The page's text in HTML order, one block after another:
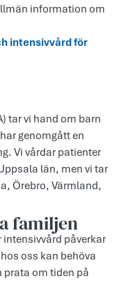
information om
intensivvård för
tar vi hand om barn
genomgått en
Vi vårdar patienter
län, men vi tar
Örebro, Värmland,
familjen
intensivvård påverkar
oss kan behöva
prata om tiden på